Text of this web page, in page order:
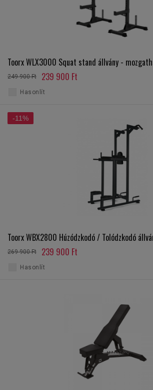
Toorx WLX3000 Squat stand állvány -
249 900 Ft 239 900 Ft
Hasonlít
-11%
Toorx WBX2800 Húzódzkodó / Tolódzkodó
269 900 Ft 239 900 Ft
Hasonlít